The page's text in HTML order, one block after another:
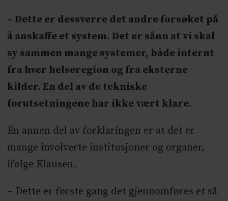
– Dette er dessverre det andre forsøket på
å anskaffe et system. Det er sånn at vi skal
sy sammen mange systemer, både internt
fra hver helseregion og fra eksterne
kilder. En del av de tekniske
forutsetningene har ikke vært klare.
En annen del av forklaringen er at det er
mange involverte institusjoner og organer,
ifølge Klausen.
– Dette er første gang det gjennomføres et så